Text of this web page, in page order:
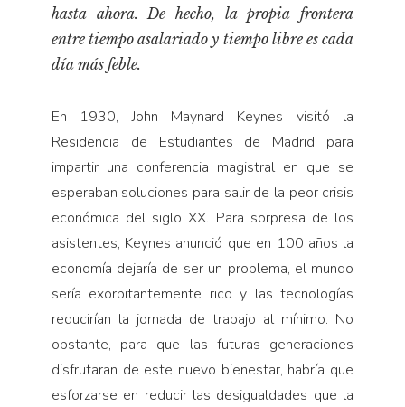
Turismo accidental
Vidas paralelas
Voces y lecturas
hasta ahora. De hecho, la propia frontera
entre tiempo asalariado y tiempo libre es cada
día más feble.
En 1930, John Maynard Keynes visitó la
Residencia de Estudiantes de Madrid para
impartir una conferencia magistral en que se
esperaban soluciones para salir de la peor crisis
económica del siglo XX. Para sorpresa de los
asistentes, Keynes anunció que en 100 años la
economía dejaría de ser un problema, el mundo
sería exorbitantemente rico y las tecnologías
reducirían la jornada de trabajo al mínimo. No
obstante, para que las futuras generaciones
disfrutaran de este nuevo bienestar, habría que
esforzarse en reducir las desigualdades que la